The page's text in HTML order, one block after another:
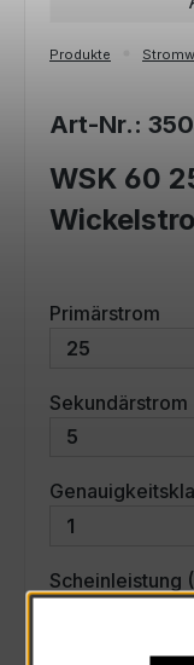
Produkte
Art-Nr.:
WSK 60
Primärstrom
Sekundärstrom
Scheinleistung